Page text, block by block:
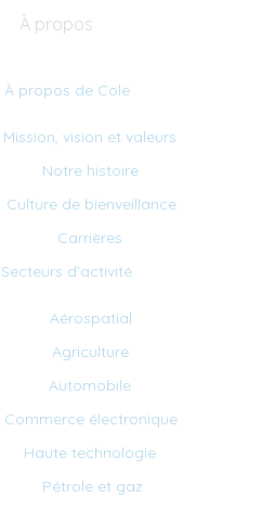
À propos
À propos de Cole
Mission, vision et valeurs
Notre histoire
Culture de bienveillance
Carrières
Secteurs d’activité
Aérospatial
Agriculture
Automobile
Commerce électronique
Haute technologie
Pétrole et gaz